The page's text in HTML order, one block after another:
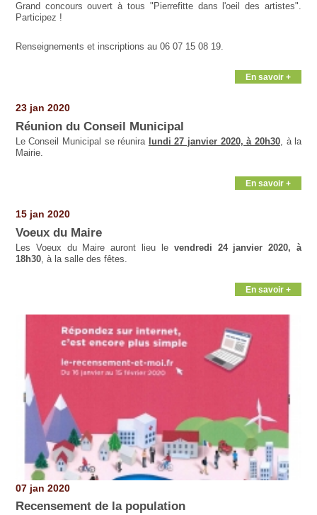
Grand concours ouvert à tous "Pierrefitte dans l'oeil des artistes".
Participez !
Renseignements et inscriptions au 06 07 15 08 19.
En savoir +
23 jan 2020
Réunion du Conseil Municipal
Le Conseil Municipal se réunira lundi 27 janvier 2020, à 20h30, à la
Mairie.
En savoir +
15 jan 2020
Voeux du Maire
Les Voeux du Maire auront lieu le vendredi 24 janvier 2020, à
18h30, à la salle des fêtes.
En savoir +
07 jan 2020
Recensement de la population